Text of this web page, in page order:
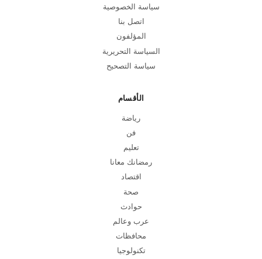
سياسة الخصوصية
اتصل بنا
المؤلفون
السياسة التحريرية
سياسة التصحيح
الأقسام
رياضة
فن
تعليم
رمضانك معانا
اقتصاد
صحة
حوادث
عرب وعالم
محافظات
تكنولوجيا